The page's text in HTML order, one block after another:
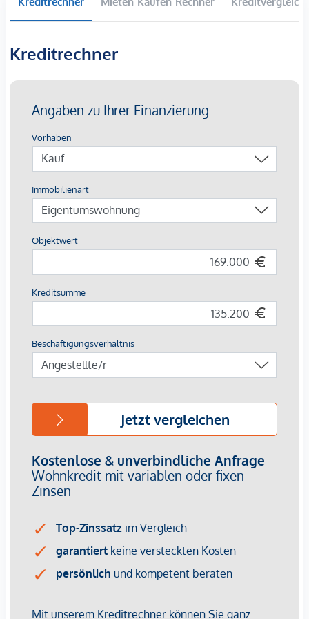
mit ca. 296 m² lädt zu Freizeitaktivitäten ein und ist ideal
zum Grillen, Gärtnern oder einfach zum Entspannen in der
Wohnen mit einem großzügigen Grundstück und schafft
damit ein ideales Zuhause für Paare und Familien, die Wert
auf Wohnkomfort und Lebensqualität legen.
Wir weisen Sie darauf hin, dass die gemachten Angaben
und Informationen lediglich unverbindliche
Vorabinformationen sind und daher ohne Gewähr erfolgen.
Der Vermittler ist als Doppelmakler tätig.
Kreditrechner